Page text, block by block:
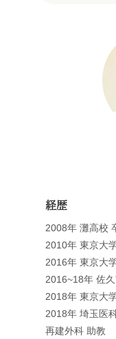
経歴
2008年 灘高校
2010年 東京大
2016年 東京大
2016~18年 佐
2018年 東京大
2018年 埼玉医
再建外科 助教